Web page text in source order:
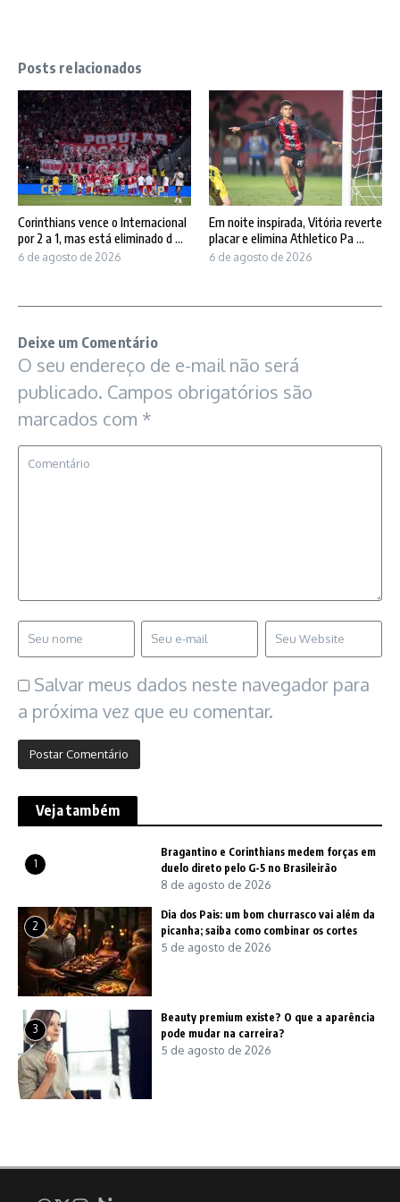
Posts relacionados
Corinthians vence o Internacional
por 2 a 1, mas está eliminado d ...
6 de agosto de 2026
Em noite inspirada, Vitória reverte
placar e elimina Athletico Pa ...
6 de agosto de 2026
Deixe um Comentário
O seu endereço de e-mail não será
publicado. Campos obrigatórios são
marcados com *
Salvar meus dados neste navegador para
a próxima vez que eu comentar.
Veja também
1
Bragantino e Corinthians medem forças em
duelo direto pelo G-5 no Brasileirão
8 de agosto de 2026
2
Dia dos Pais: um bom churrasco vai além da
picanha; saiba como combinar os cortes
5 de agosto de 2026
3
Beauty premium existe? O que a aparência
pode mudar na carreira?
5 de agosto de 2026